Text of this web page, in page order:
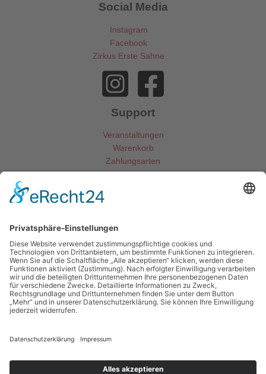
Social Media
Instagram
Facebook
Zirkus Erste Sahne
Support
Veranstaltungen
Warenkorb
Zahlungsarten
Gemeinde Mainhausen
Rheinstraße 3
63533 Mainhausen
06182 8900 -79 o. -85
jugend@mainhausen.de
Datenschutzerklärung